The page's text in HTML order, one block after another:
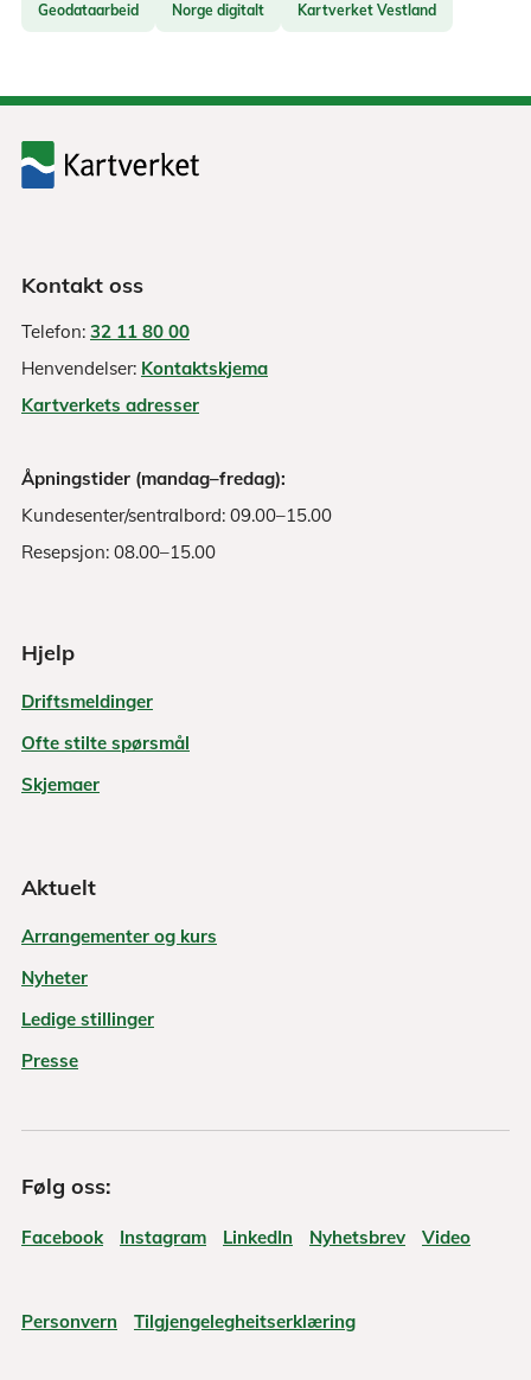
Geodataarbeid Norge digitalt Kartverket Vestland
Kontakt oss
Telefon: 32 11 80 00
Henvendelser: Kontaktskjema
Kartverkets adresser
Åpningstider (mandag–fredag):
Kundesenter/sentralbord: 09.00–15.00
Resepsjon: 08.00–15.00
Hjelp
Driftsmeldinger
Ofte stilte spørsmål
Skjemaer
Aktuelt
Arrangementer og kurs
Nyheter
Ledige stillinger
Presse
Følg oss:
Facebook Instagram LinkedIn Nyhetsbrev Video
Personvern Tilgjengelegheitserklæring